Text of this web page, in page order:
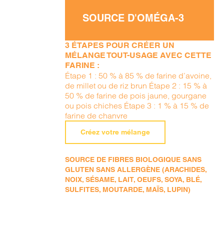
SOURCE D'OMÉGA-3
3 ÉTAPES POUR CRÉER UN
MÉLANGE TOUT-USAGE AVEC CETTE
FARINE :
Étape 1 : 50 % à 85 % de farine d’avoine,
de millet ou de riz brun Étape 2 : 15 % à
50 % de farine de pois jaune, gourgane
ou pois chiches Étape 3 : 1 % à 15 % de
farine de chanvre
Créez votre mélange
SOURCE DE FIBRES BIOLOGIQUE SANS
GLUTEN SANS ALLERGÈNE (ARACHIDES,
NOIX, SÉSAME, LAIT, OEUFS, SOYA, BLÉ,
SULFITES, MOUTARDE, MAÏS, LUPIN)